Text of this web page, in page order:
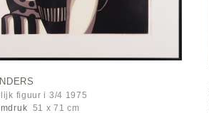
figuur i 3/4 1975
51 x 71 cm